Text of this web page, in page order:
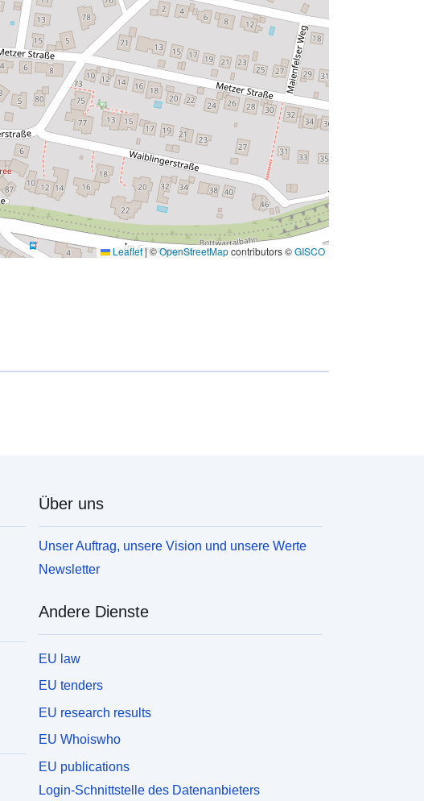
Leaflet|©OpenStreetMapcontributors ©GISCO
Über uns
Unser Auftrag, unsere Vision und unsere Werte
Newsletter
Andere Dienste
EU law
EU tenders
EU research results
EU Whoiswho
EU publications
Login-Schnittstelle des Datenanbieters